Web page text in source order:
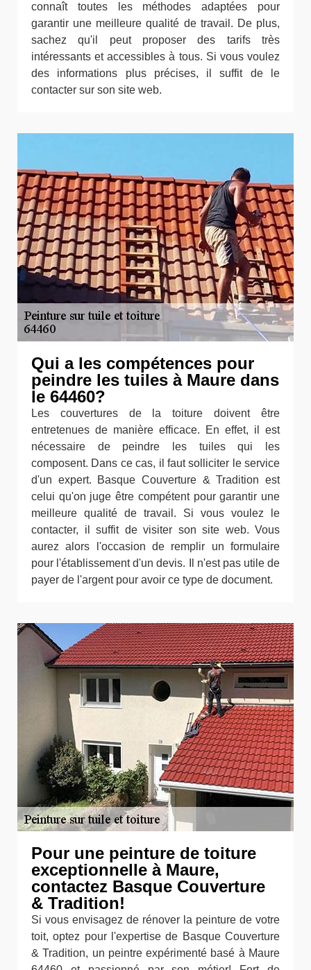
connaît toutes les méthodes adaptées pour
garantir une meilleure qualité de travail. De plus,
sachez qu'il peut proposer des tarifs très
intéressants et accessibles à tous. Si vous voulez
des informations plus précises, il suffit de le
contacter sur son site web.
Qui a les compétences pour
peindre les tuiles à Maure dans
le 64460?
Les couvertures de la toiture doivent être
entretenues de manière efficace. En effet, il est
nécessaire de peindre les tuiles qui les
composent. Dans ce cas, il faut solliciter le service
d'un expert. Basque Couverture & Tradition est
celui qu'on juge être compétent pour garantir une
meilleure qualité de travail. Si vous voulez le
contacter, il suffit de visiter son site web. Vous
aurez alors l'occasion de remplir un formulaire
pour l'établissement d'un devis. Il n'est pas utile de
payer de l'argent pour avoir ce type de document.
Pour une peinture de toiture
exceptionnelle à Maure,
contactez Basque Couverture
& Tradition!
Si vous envisagez de rénover la peinture de votre
toit, optez pour l'expertise de Basque Couverture
& Tradition, un peintre expérimenté basé à Maure